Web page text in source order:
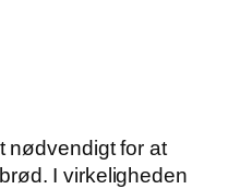
nødvendigt for at
I virkeligheden